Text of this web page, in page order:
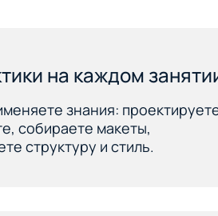
на каждом
знания:
собираете макеты,
структуру и стиль.